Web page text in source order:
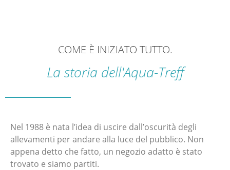
COME È INIZIATO TUTTO.
La storia dell'Aqua-Treff
Nel 1988 è nata l’idea di uscire dall’oscurità degli
allevamenti per andare alla luce del pubblico. Non
appena detto che fatto, un negozio adatto è stato
trovato e siamo partiti.